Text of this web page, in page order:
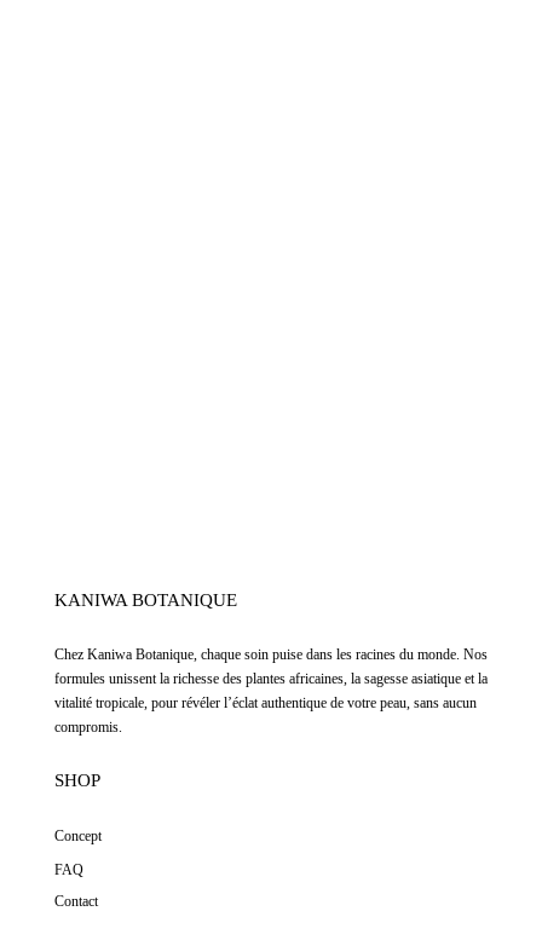
KANIWA BOTANIQUE
Chez Kaniwa Botanique chaque soin puise dans les racines du monde. Nos
formules unissent la richesse des plantes africaines, la sagesse asiatique et la
vitalité tropicale, pour révéler l’éclat authentique de votre peau, sans aucun
compromis.
SHOP
Concept
FAQ
Contact